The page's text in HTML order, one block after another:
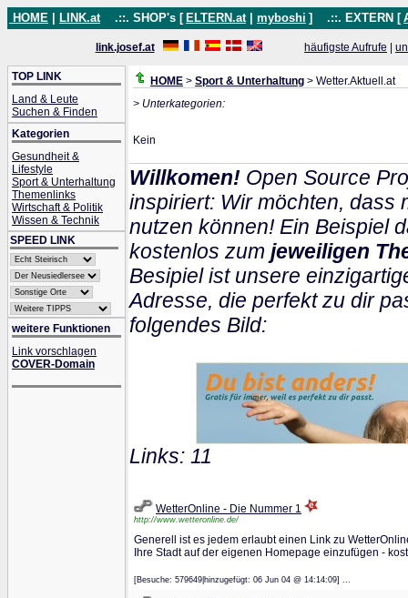
HOME LINK.at .::. SHOP's [ ELTERN.at myboshi ] .::. EXTERN [
link.josef.at häufigste Aufrufe
TOP LINK
Land & Leute
Suchen & Finden
Kategorien
Gesundheit &
Lifestyle
Sport & Unterhaltung
Themenlinks
Wirtschaft & Politik
Wissen & Technik
SPEED LINK
weitere Funktionen
Link vorschlagen
COVER-Domain
HOME > Sport & Unterhaltung > Wetter.Aktuell.at
> Unterkategorien:
Kein
Willkomen! Open Source
inspiriert: Wir möchten, dass
nutzen können! Ein Beispiel
kostenlos zum jeweiligen
Besipiel ist unsere
Adresse, die perfekt zu dir
folgendes Bild:
Links: 11
WetterOnline - Die Nummer 1
http://www.wetteronline.de/
Generell ist es jedem erlaubt einen Link zu
Ihre Stadt auf der eigenen Homepage einzufügen -
[Besuche: 579649|hinzugefügt: 06 Jun 04 @ 14:14:09] ...